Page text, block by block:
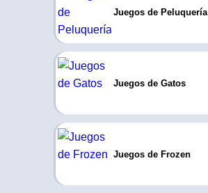
Juegos de Peluquería
Juegos de Gatos
Juegos de Frozen